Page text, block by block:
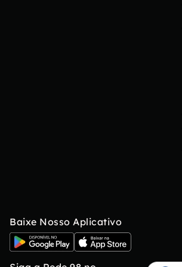
Baixe Nosso Aplicativo